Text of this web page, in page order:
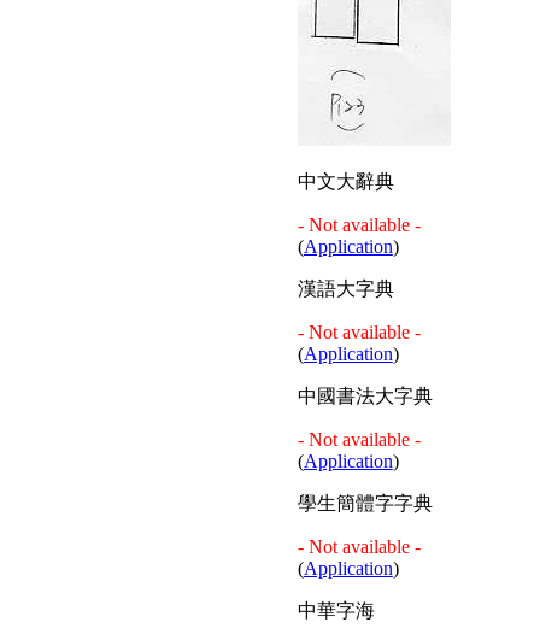
中文大辭典
- Not available -
(Application)
漢語大字典
- Not available -
(Application)
中國書法大字典
- Not available -
(Application)
學生簡體字字典
- Not available -
(Application)
中華字海